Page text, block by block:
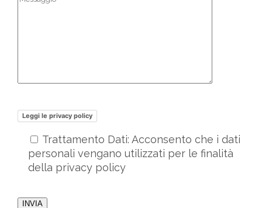
Leggi le privacy policy
Trattamento Dati: Acconsento che i dati
personali vengano utilizzati per le finalità
della privacy policy